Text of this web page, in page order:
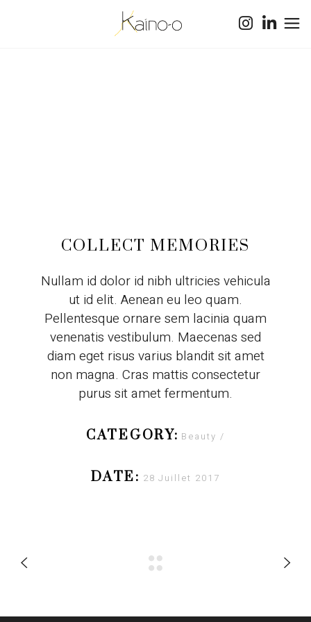
COLLECT MEMORIES
Nullam id dolor id nibh ultricies vehicula
ut id elit. Aenean eu leo quam.
Pellentesque ornare sem lacinia quam
venenatis vestibulum. Maecenas sed
diam eget risus varius blandit sit amet
non magna. Cras mattis consectetur
purus sit amet fermentum.
CATEGORY: Beauty
DATE: 28 Juillet 2017